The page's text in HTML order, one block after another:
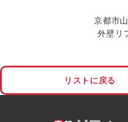
京都市
外壁リ
リストに戻る